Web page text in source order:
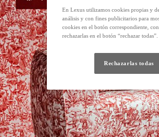
En Lexus utilizamos cookies propias y
análisis y con fines publicitarios para
cookies en el botón correspondiente,
rechazarlas en el botón “rechazar
Rechazarlas todas